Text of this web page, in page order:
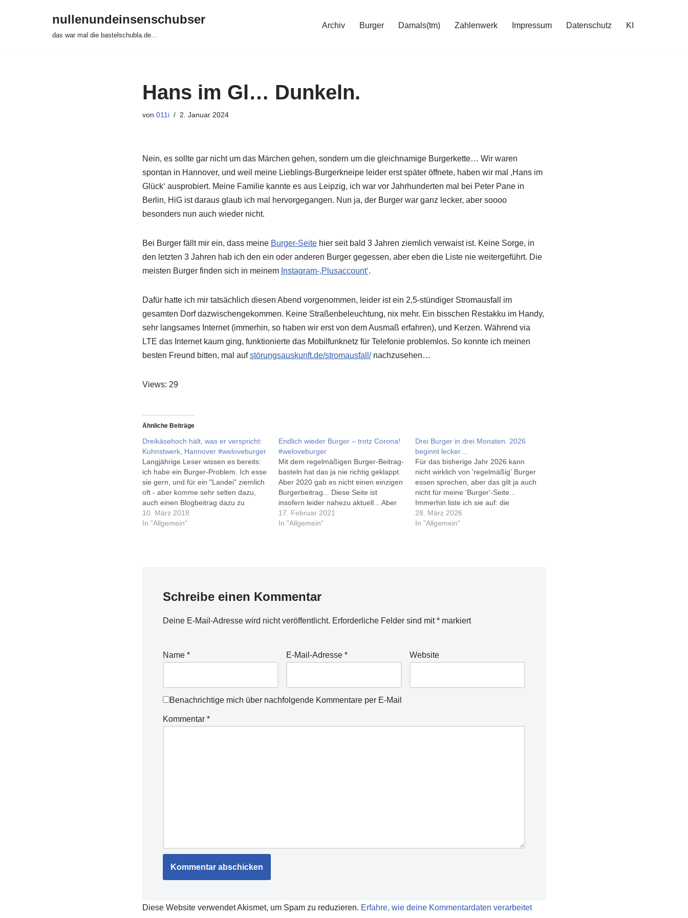
nullenundeinsenschubser
das war mal die bastelschubla.de...
Archiv Burger Damals(tm) Zahlenwerk Impressum Datenschutz KI
Hans im Gl… Dunkeln.
von 011i 2. Januar 2024
Nein, es sollte gar nicht um das Märchen gehen, sondern um die gleichnamige Burgerkette… Wir waren
spontan in Hannover, und weil meine Lieblings-Burgerkneipe leider erst später öffnete, haben wir mal ‚Hans im
Glück‘ ausprobiert. Meine Familie kannte es aus Leipzig, ich war vor Jahrhunderten mal bei Peter Pane in
Berlin, HiG ist daraus glaub ich mal hervorgegangen. Nun ja, der Burger war ganz lecker, aber soooo
besonders nun auch wieder nicht.
Bei Burger fällt mir ein, dass meine Burger-Seitehier seit bald 3 Jahren ziemlich verwaist ist. Keine Sorge, in
den letzten 3 Jahren hab ich den ein oder anderen Burger gegessen, aber eben die Liste nie weitergeführt. Die
meisten Burger finden sich in meinem Instagram-‚Plusaccount‘.
Dafür hatte ich mir tatsächlich diesen Abend vorgenommen, leider ist ein 2,5-stündiger Stromausfall im
gesamten Dorf dazwischengekommen. Keine Straßenbeleuchtung, nix mehr. Ein bisschen Restakku im Handy,
sehr langsames Internet (immerhin, so haben wir erst von dem Ausmaß erfahren), und Kerzen. Während via
LTE das Internet kaum ging, funktionierte das Mobilfunknetz für Telefonie problemlos. So konnte ich meinen
besten Freund bitten, mal aufstörungsauskunft.de/stromausfall/nachzusehen…
Views: 29
Ähnliche Beiträge
Dreikäsehoch hält, was er verspricht:
Kuhnstwerk, Hannover #weloveburger
Langjährige Leser wissen es bereits:
ich habe ein Burger-Problem. Ich esse
sie gern, und für ein "Landei" ziemlich
oft - aber komme sehr selten dazu,
auch einen Blogbeitrag dazu zu
schreiben. Insofern ist dieser Beitrag
eine echte Sensation - erst gestern
10. März 2018
In "Allgemein"
Endlich wieder Burger – trotz Corona!
#weloveburger
Mit dem regelmäßigen Burger-Beitrag-
basteln hat das ja nie richtig geklappt.
Aber 2020 gab es nicht einen einzigen
Burgerbeitrag... Diese Seite ist
insofern leider nahezu aktuell... Aber
das ändert sich nur. Ich gebe zu, zwei
oder drei mal haben wir inzwischen
17. Februar 2021
In "Allgemein"
Drei Burger in drei Monaten. 2026
beginnt lecker…
Für das bisherige Jahr 2026 kann
nicht wirklich von 'regelmäßig' Burger
essen sprechen, aber das gilt ja auch
nicht für meine 'Burger'-Seite...
Immerhin liste ich sie auf: die
ausführliche Beschreibung dieser 3
durchaus unterschiedlichen Burger
28. März 2026
In "Allgemein"
Schreibe einen Kommentar
Deine E-Mail-Adresse wird nicht veröffentlicht. Erforderliche Felder sind mit*markiert
Name * E-Mail-Adresse * Website
Benachrichtige mich über nachfolgende Kommentare per E-Mail
Kommentar *
Diese Website verwendet Akismet, um Spam zu reduzieren. Erfahre, wie deine Kommentardaten verarbeitet